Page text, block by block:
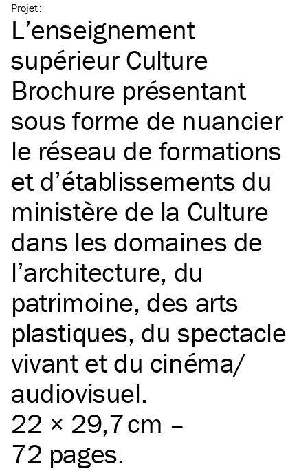
Projet:
L’enseignement
supérieur Culture
Brochure présentant
sous forme de nuancier
le réseau de formations
et d’établissements du
ministère de la Culture
dans les domaines de
l’architecture, du
patrimoine, des arts
plastiques, du spectacle
vivant et du cinéma/​
audiovisuel.
22 × 29,7 cm –
72 pages.